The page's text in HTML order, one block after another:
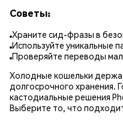
Советы:
Храните сид-фразы в
Используйте уникальные
Проверяйте переводы
Холодные кошельки
долгосрочного хранения.
кастодиальные решения
Выберите то, что